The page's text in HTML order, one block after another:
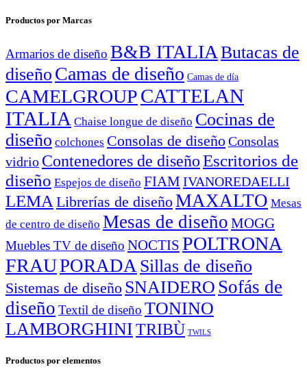
Productos por Marcas
Armarios de diseño B&B ITALIAButacas de
diseño Camas de diseño Camas de día
CAMELGROUPCATTELAN
ITALIA Chaise longue de diseño Cocinas de
diseño colchones Consolas de diseñoConsolas
vidrio Contenedores de diseñoEscritorios de
diseño Espejos de diseño FIAM IVANOREDAELLI
LEMA Librerías de diseñoMAXALTO Mesas
de centro de diseño Mesas de diseño MOGG
Muebles TV de diseño NOCTIS POLTRONA
FRAUPORADASillas de diseño
Sistemas de diseño SNAIDERO Sofás de
diseño Textil de diseño TONINO
LAMBORGHINITRIBÙ TWILS
Productos por elementos